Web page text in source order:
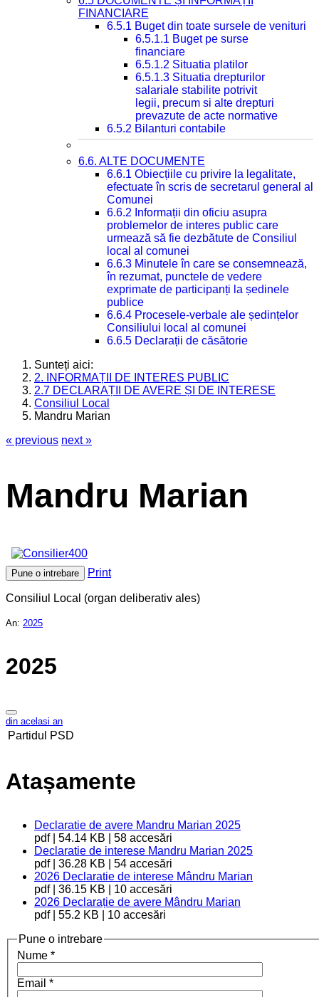
FINANCIARE
6.5.1 Buget din toate sursele de venituri
6.5.1.1 Buget pe surse
financiare
6.5.1.2 Situatia platilor
6.5.1.3 Situatia drepturilor
salariale stabilite potrivit
legii, precum si alte drepturi
prevazute de acte normative
6.5.2 Bilanturi contabile
6.6. ALTE DOCUMENTE
6.6.1 Obiecțiile cu privire la legalitate,
efectuate în scris de secretarul general al
Comunei
6.6.2 Informații din oficiu asupra
problemelor de interes public care
urmează să fie dezbătute de Consiliul
local al comunei
6.6.3 Minutele în care se consemnează,
în rezumat, punctele de vedere
exprimate de participanți la ședinele
publice
6.6.4 Procesele-verbale ale ședințelor
Consiliului local al comunei
6.6.5 Declarații de căsătorie
Sunteți aici:
2. INFORMAȚII DE INTERES PUBLIC
2.7 DECLARAȚII DE AVERE ȘI DE INTERESE
Consiliul Local
Mandru Marian
« previous next »
Mandru Marian
Pune o intrebare Print
Consiliul Local (organ deliberativ ales)
An: 2025
2025
din acelasi an
Partidul PSD
Atașamente
Declaratie de avere Mandru Marian 2025
pdf | 54.14 KB | 58 accesări
Declaratie de interese Mandru Marian 2025
pdf | 36.28 KB | 54 accesări
2026 Declaratie de interese Mândru Marian
pdf | 36.15 KB | 10 accesări
2026 Declarație de avere Mândru Marian
pdf | 55.2 KB | 10 accesări
Pune o intrebare
Nume *
Email *